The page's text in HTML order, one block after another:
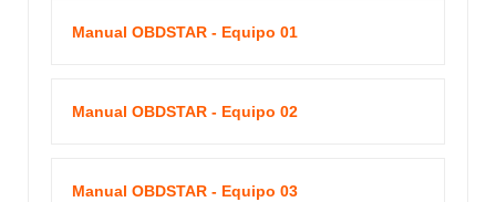
Manual OBDSTAR - Equipo 01
Manual OBDSTAR - Equipo 02
Manual OBDSTAR - Equipo 03